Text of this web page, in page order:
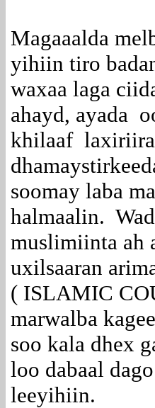
Magaaalda
yihiin tiro
waxaa laga
ahayd, ayada
khilaaf
soomay laba
halmaalin.
muslimiinta ah
uxilsaaran
( ISLAMIC
marwalba
soo kala dhex
loo dabaal
leeyihiin.